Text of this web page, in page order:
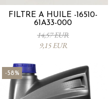
FILTRE À HUILE -16510-
61A33-000
14,57 EUR
9,15 EUR
-58%